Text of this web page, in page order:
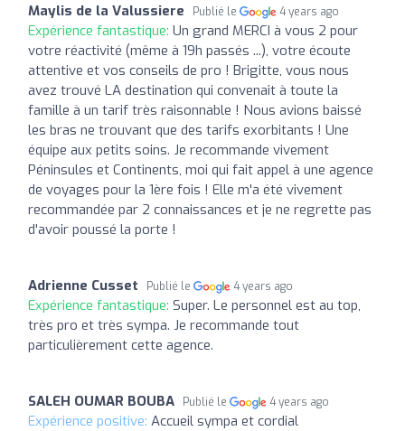
Maylis de la Valussiere Publié le 4 years ago
Expérience fantastique: Un grand MERCI à vous 2 pour
votre réactivité (même à 19h passés ...), votre écoute
attentive et vos conseils de pro ! Brigitte, vous nous
avez trouvé LA destination qui convenait à toute la
famille à un tarif très raisonnable ! Nous avions baissé
les bras ne trouvant que des tarifs exorbitants ! Une
équipe aux petits soins. Je recommande vivement
Péninsules et Continents, moi qui fait appel à une agence
de voyages pour la 1ère fois ! Elle m'a été vivement
recommandée par 2 connaissances et je ne regrette pas
d'avoir poussé la porte !
Adrienne Cusset Publié le 4 years ago
Expérience fantastique: Super. Le personnel est au top,
très pro et très sympa. Je recommande tout
particulièrement cette agence.
SALEH OUMAR BOUBA Publié le 4 years ago
Expérience positive: Accueil sympa et cordial